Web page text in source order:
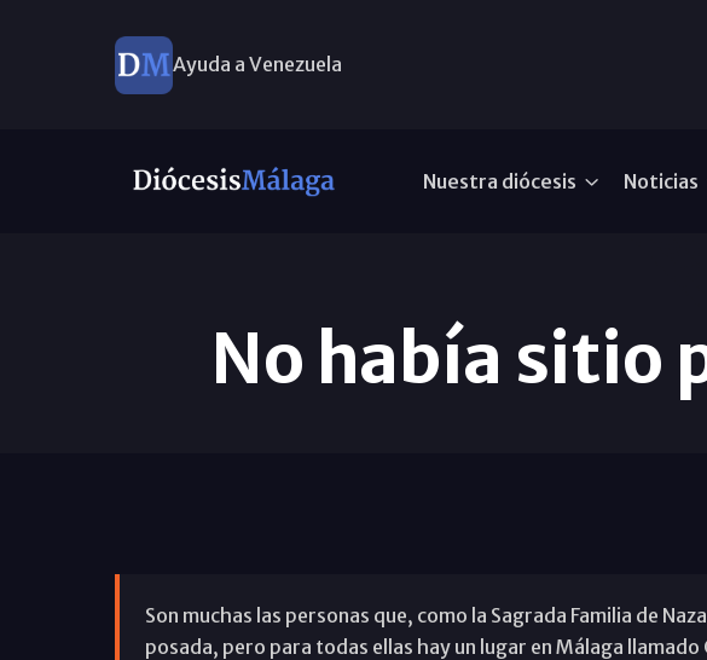
Ayuda a Venezuela
Nuestra diócesis Noticias
No había sitio
Son muchas las personas que, como la Sagrada Familia de
posada, pero para todas ellas hay un lugar en Málaga llamado